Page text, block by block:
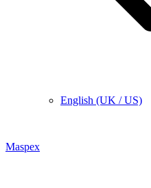
English (UK / US)
Maspex